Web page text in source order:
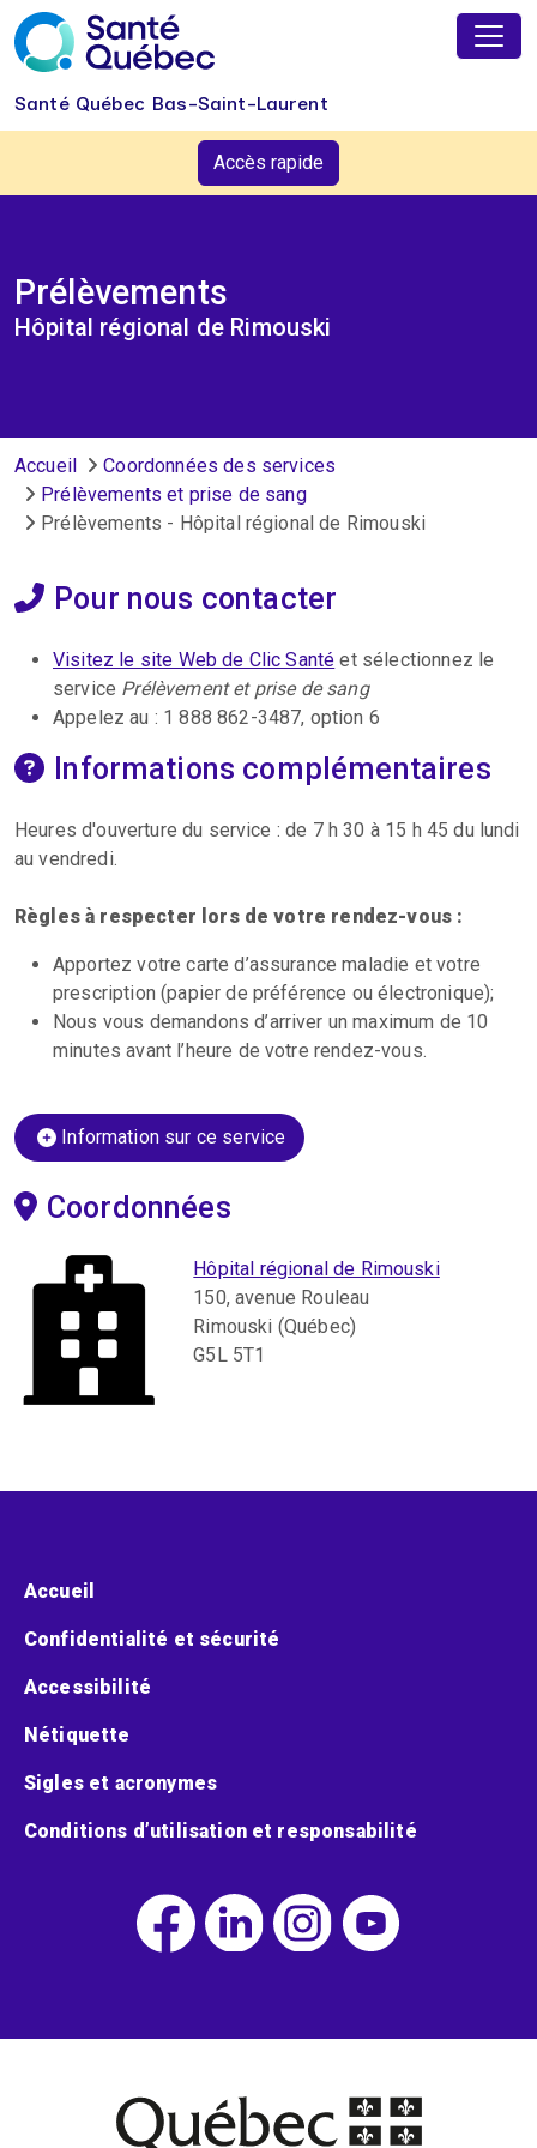
Aller au contenu principal
Santé Québec Bas-Saint-Laurent
Accès rapide
Prélèvements
Hôpital régional de Rimouski
Fil d'Ariane
Accueil
Coordonnées des services
Prélèvements et prise de sang
Prélèvements - Hôpital régional de Rimouski
Pour nous contacter
Visitez le site Web de Clic Santé et sélectionnez le
service Prélèvement et prise de sang
Appelez au : 1 888 862-3487, option 6
Informations complémentaires
Heures d'ouverture du service : de 7 h 30 à 15 h 45 du lundi
au vendredi.
Règles à respecter lors de votre rendez-vous :
Apportez votre carte d’assurance maladie et votre
prescription (papier de préférence ou électronique);
Nous vous demandons d’arriver un maximum de 10
minutes avant l’heure de votre rendez-vous.
Information sur ce service
Coordonnées
Hôpital régional de Rimouski
150, avenue Rouleau
Rimouski (Québec)
G5L 5T1
Menu pied de page
Accueil
Confidentialité et sécurité
Accessibilité
Nétiquette
Sigles et acronymes
Conditions d’utilisation et responsabilité